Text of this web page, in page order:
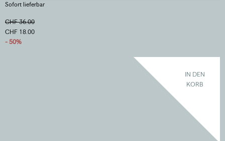
Sofort lieferbar
CHF 36.00
CHF 18.00
- 50%
IN DEN
KORB